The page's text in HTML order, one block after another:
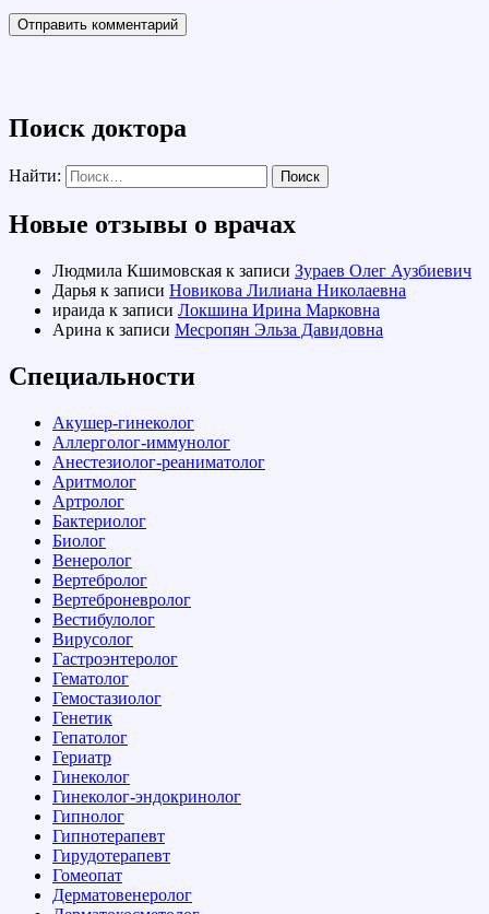
Поиск доктора
Найти:
Новые отзывы о врачах
Людмила Кшимовская к записи Зураев Олег Аузбиевич
Дарья к записи Новикова Лилиана Николаевна
ираида к записи Локшина Ирина Марковна
Арина к записи Месропян Эльза Давидовна
Специальности
Акушер-гинеколог
Аллерголог-иммунолог
Анестезиолог-реаниматолог
Аритмолог
Артролог
Бактериолог
Биолог
Венеролог
Вертебролог
Вертеброневролог
Вестибулолог
Вирусолог
Гастроэнтеролог
Гематолог
Гемостазиолог
Генетик
Гепатолог
Гериатр
Гинеколог
Гинеколог-эндокринолог
Гипнолог
Гипнотерапевт
Гирудотерапевт
Гомеопат
Дерматовенеролог